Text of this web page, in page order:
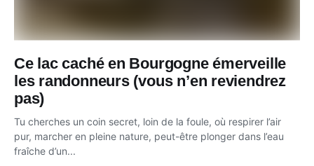
Ce lac caché en Bourgogne émerveille
les randonneurs (vous n’en reviendrez
pas)
Tu cherches un coin secret, loin de la foule, où respirer l’air
pur, marcher en pleine nature, peut-être plonger dans l’eau
fraîche d’un...